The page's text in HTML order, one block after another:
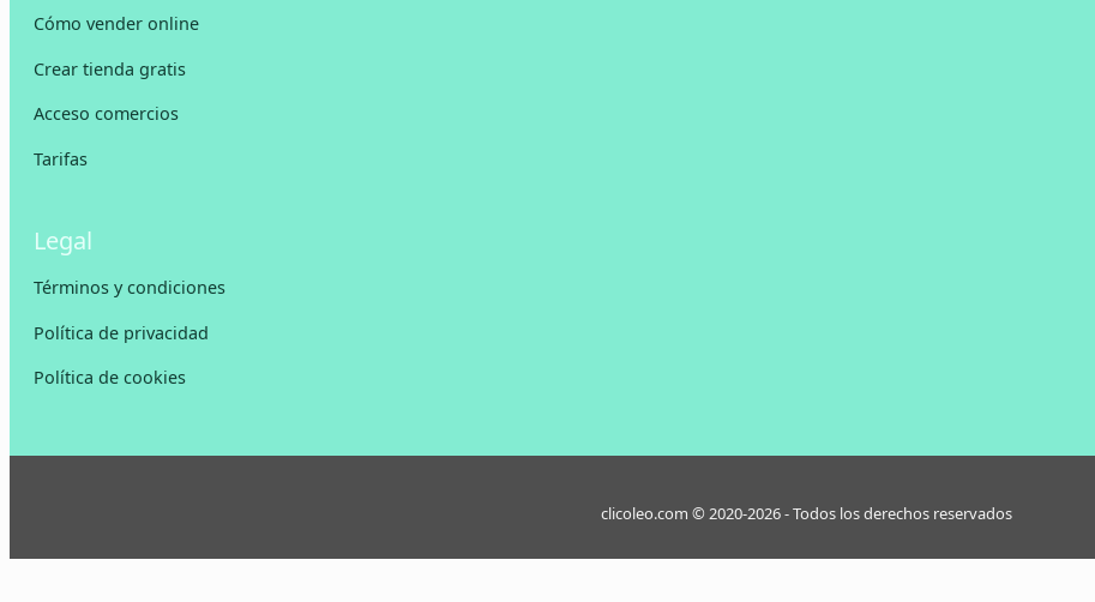
Cómo vender online
Crear tienda gratis
Acceso comercios
Tarifas
Legal
Términos y condiciones
Política de privacidad
Política de cookies
clicoleo.com © 2020-2026 - Todos los derechos reservados